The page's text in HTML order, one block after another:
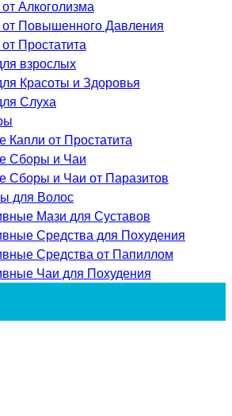
Алкоголизма
от Повышенного Давления
Простатита
взрослых
Красоты и Здоровья
Слуха
Капли от Простатита
Сборы и Чаи
Сборы и Чаи от Паразитов
для Волос
Мази для Суставов
Средства для Похудения
Средства от Папиллом
Чаи для Похудения